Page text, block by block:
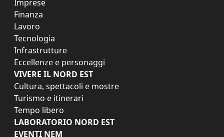
Imprese
Finanza
Lavoro
Tecnologia
Infrastrutture
Eccellenze e personaggi
VIVERE IL NORD EST
Cultura, spettacoli e mostre
Turismo e itinerari
Tempo libero
LABORATORIO NORD EST
EVENTI NEM